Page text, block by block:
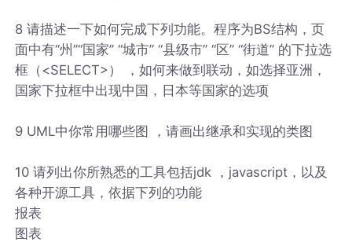
8 请描述一下如何完成下列功能。程序为BS结构，页
面中有“州”“国家” “城市” “县级市” “区” “街道” 的下拉选
框（<SELECT>） ，如何来做到联动，如选择亚洲，
国家下拉框中出现中国，日本等国家的选项
9 UML中你常用哪些图 ，请画出继承和实现的类图
10 请列出你所熟悉的工具包括jdk ，javascript，以及
各种开源工具，依据下列的功能
报表
图表